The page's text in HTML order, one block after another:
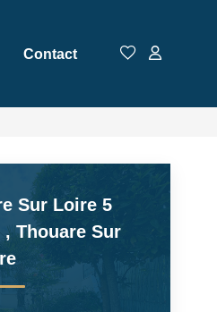
Contact
Sur Loire 5
,Thouare Sur